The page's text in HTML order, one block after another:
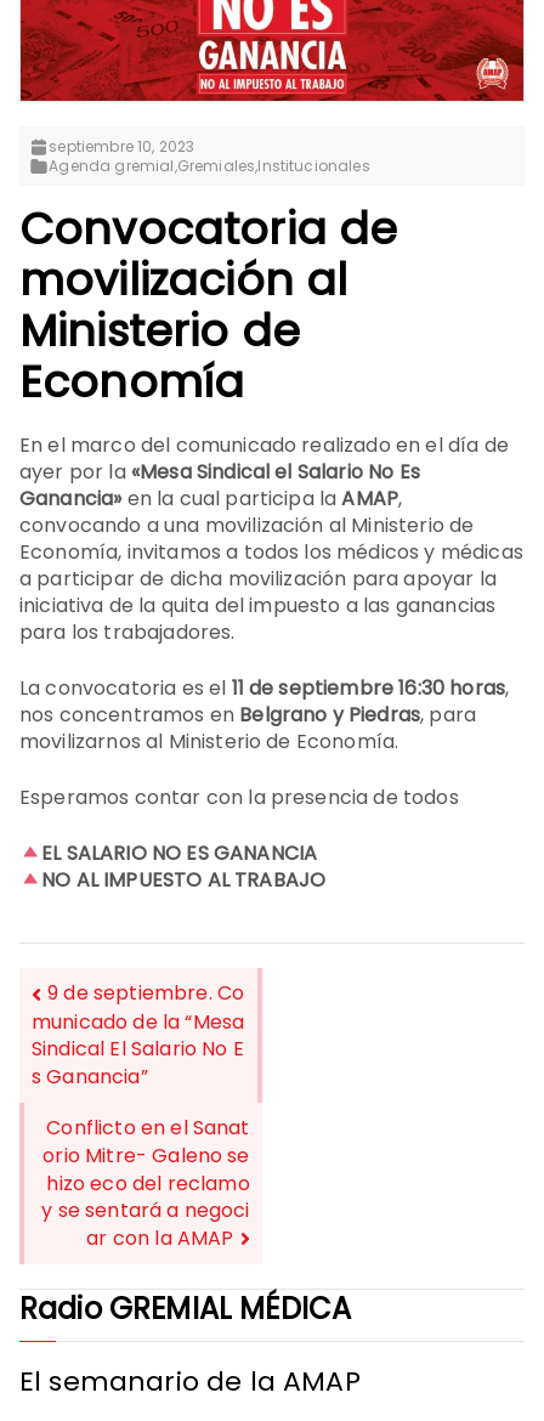
septiembre 10, 2023
Agenda gremial,Gremiales,Institucionales
Convocatoria de
movilización al
Ministerio de
Economía
En el marco del comunicado realizado en el día de
ayer por la«Mesa Sindical el Salario No Es
Ganancia»en la cual participa laAMAP,
convocando a una movilización al Ministerio de
Economía, invitamos a todos los médicos y médicas
a participar de dicha movilización para apoyar la
iniciativa de la quita del impuesto a las ganancias
para los trabajadores.
La convocatoria es el 11 de septiembre 16:30 horas,
nos concentramos en Belgrano y Piedras, para
movilizarnos al Ministerio de Economía.
Esperamos contar con la presencia de todos
EL SALARIO NO ES GANANCIA
NO AL IMPUESTO AL TRABAJO
NAVEGACIÓN
DE
ENTRADAS
9 de septiembre. Co
municado de la “Mesa
Sindical El Salario No E
s Ganancia”
Conflicto en el Sanat
orio Mitre- Galeno se
hizo eco del reclamo
y se sentará a negoci
ar con la AMAP
Radio GREMIAL MÉDICA
El semanario de la AMAP